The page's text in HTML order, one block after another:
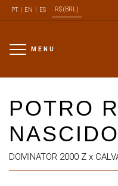
PT| EN ES R$ (BRL)
MENU
POTRO
NASCIDO
DOMINATOR 2000 Z x